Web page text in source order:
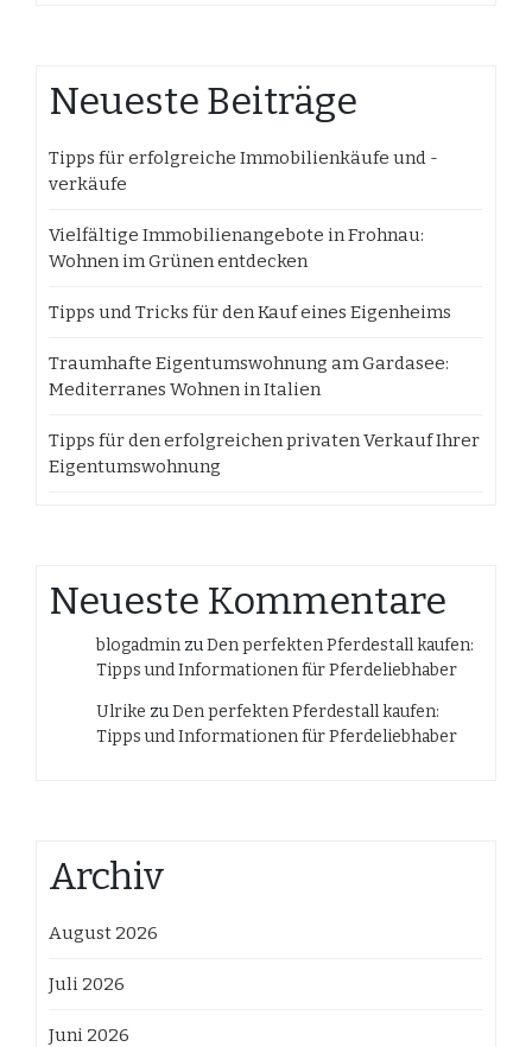
Neueste Beiträge
Tipps für erfolgreiche Immobilienkäufe und -
verkäufe
Vielfältige Immobilienangebote in Frohnau:
Wohnen im Grünen entdecken
Tipps und Tricks für den Kauf eines Eigenheims
Traumhafte Eigentumswohnung am Gardasee:
Mediterranes Wohnen in Italien
Tipps für den erfolgreichen privaten Verkauf Ihrer
Eigentumswohnung
Neueste Kommentare
blogadmin zuDen perfekten Pferdestall kaufen:
Tipps und Informationen für Pferdeliebhaber
Ulrike zuDen perfekten Pferdestall kaufen:
Tipps und Informationen für Pferdeliebhaber
Archiv
August 2026
Juli 2026
Juni 2026